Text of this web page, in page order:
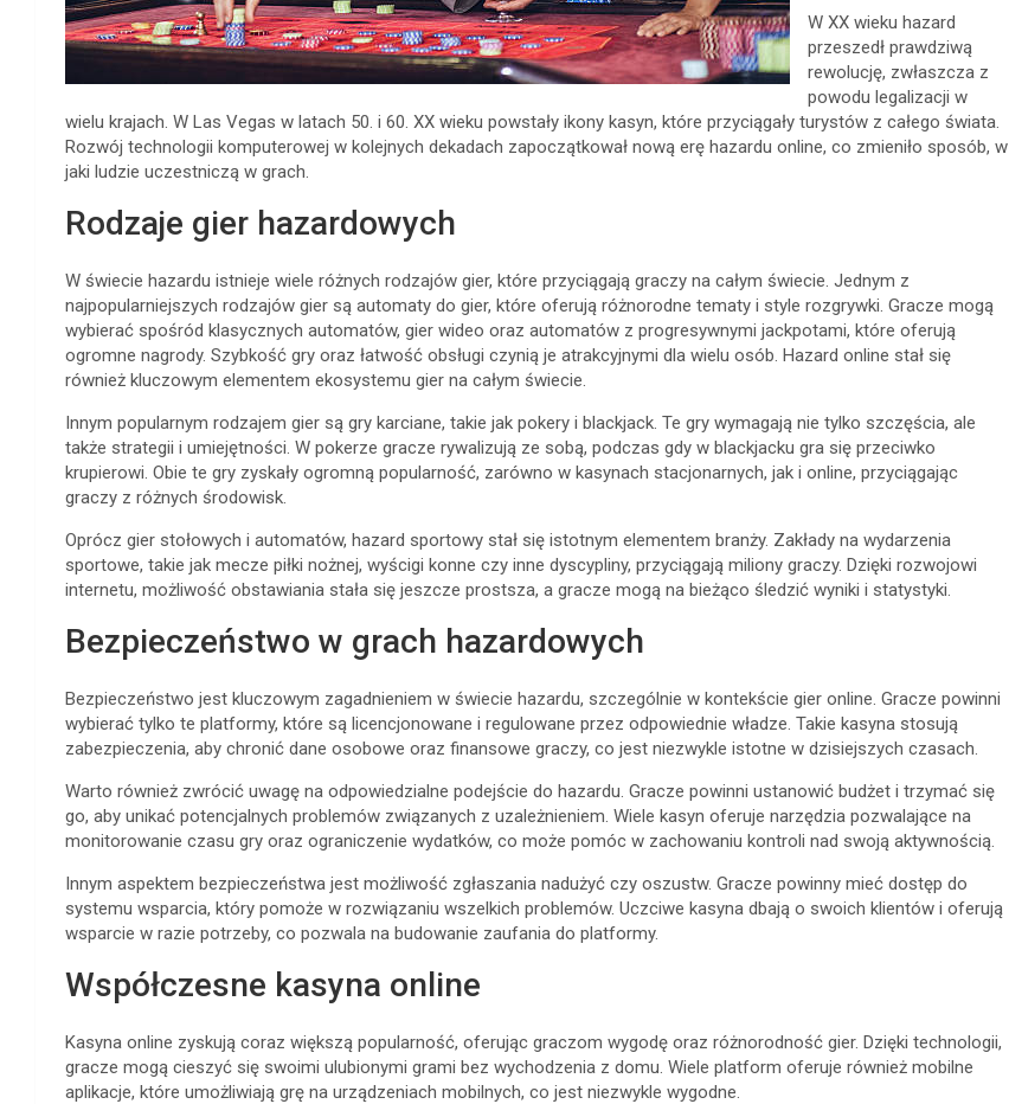
W XX wieku hazard
przeszedł prawdziwą
rewolucję, zwłaszcza z
powodu legalizacji w
wielu krajach. W Las Vegas w latach 50. i 60. XX wieku powstały ikony kasyn, które przyciągały turystów z całego świata.
Rozwój technologii komputerowej w kolejnych dekadach zapoczątkował nową erę hazardu online, co zmieniło sposób, w
jaki ludzie uczestniczą w grach.
Rodzaje gier hazardowych
W świecie hazardu istnieje wiele różnych rodzajów gier, które przyciągają graczy na całym świecie. Jednym z
najpopularniejszych rodzajów gier są automaty do gier, które oferują różnorodne tematy i style rozgrywki. Gracze mogą
wybierać spośród klasycznych automatów, gier wideo oraz automatów z progresywnymi jackpotami, które oferują
ogromne nagrody. Szybkość gry oraz łatwość obsługi czynią je atrakcyjnymi dla wielu osób. Hazard online stał się
również kluczowym elementem ekosystemu gier na całym świecie.
Innym popularnym rodzajem gier są gry karciane, takie jak pokery i blackjack. Te gry wymagają nie tylko szczęścia, ale
także strategii i umiejętności. W pokerze gracze rywalizują ze sobą, podczas gdy w blackjacku gra się przeciwko
krupierowi. Obie te gry zyskały ogromną popularność, zarówno w kasynach stacjonarnych, jak i online, przyciągając
graczy z różnych środowisk.
Oprócz gier stołowych i automatów, hazard sportowy stał się istotnym elementem branży. Zakłady na wydarzenia
sportowe, takie jak mecze piłki nożnej, wyścigi konne czy inne dyscypliny, przyciągają miliony graczy. Dzięki rozwojowi
internetu, możliwość obstawiania stała się jeszcze prostsza, a gracze mogą na bieżąco śledzić wyniki i statystyki.
Bezpieczeństwo w grach hazardowych
Bezpieczeństwo jest kluczowym zagadnieniem w świecie hazardu, szczególnie w kontekście gier online. Gracze powinni
wybierać tylko te platformy, które są licencjonowane i regulowane przez odpowiednie władze. Takie kasyna stosują
zabezpieczenia, aby chronić dane osobowe oraz finansowe graczy, co jest niezwykle istotne w dzisiejszych czasach.
Warto również zwrócić uwagę na odpowiedzialne podejście do hazardu. Gracze powinni ustanowić budżet i trzymać się
go, aby unikać potencjalnych problemów związanych z uzależnieniem. Wiele kasyn oferuje narzędzia pozwalające na
monitorowanie czasu gry oraz ograniczenie wydatków, co może pomóc w zachowaniu kontroli nad swoją aktywnością.
Innym aspektem bezpieczeństwa jest możliwość zgłaszania nadużyć czy oszustw. Gracze powinny mieć dostęp do
systemu wsparcia, który pomoże w rozwiązaniu wszelkich problemów. Uczciwe kasyna dbają o swoich klientów i oferują
wsparcie w razie potrzeby, co pozwala na budowanie zaufania do platformy.
Współczesne kasyna online
Kasyna online zyskują coraz większą popularność, oferując graczom wygodę oraz różnorodność gier. Dzięki technologii,
gracze mogą cieszyć się swoimi ulubionymi grami bez wychodzenia z domu. Wiele platform oferuje również mobilne
aplikacje, które umożliwiają grę na urządzeniach mobilnych, co jest niezwykle wygodne.